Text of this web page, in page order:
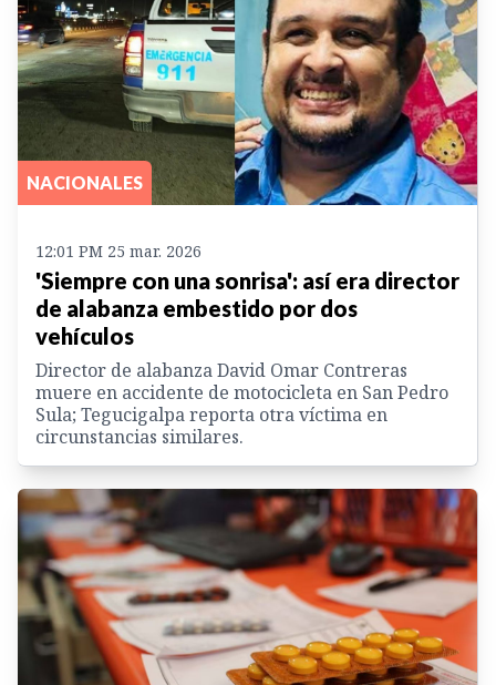
NACIONALES
12:01 PM 25 mar. 2026
'Siempre con una sonrisa': así era director
de alabanza embestido por dos
vehículos
Director de alabanza David Omar Contreras
muere en accidente de motocicleta en San Pedro
Sula; Tegucigalpa reporta otra víctima en
circunstancias similares.